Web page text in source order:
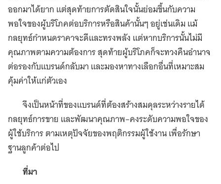
ออกมาได้ยาก แต่สุดท้ายการตัดสินใจนั้นย่อมขึ้นกับความ
พอใจของผู้บริโภคต่อบริการหรือสินค้านั้นๆ อยู่เช่นเดิม แม้
กลยุทธ์กำหนดราคาจะดีและทรงพลัง แต่หากบริการนั้นไม่มี
คุณภาพตามความต้องการ สุดท้ายผู้บริโภคก็จะทวงคืนอำนาจ
ต่อรองกับแบรนด์กลับมา และมองหาทางเลือกอื่นที่เหมาะสม
คุ้มค่าให้แก่ตัวเอง
จึงเป็นหน้าที่ของแบรนด์ที่ต้องสร้างสมดุลระหว่างรายได้
กลยุทธ์การขาย และพัฒนาคุณภาพ–คงระดับความพอใจของ
ผู้ใช้บริการ ตามเหตุปัจจัยของพฤติกรรมผู้ใช้งาน เพื่อรักษา
ฐานลูกค้าต่อไป
ที่มา